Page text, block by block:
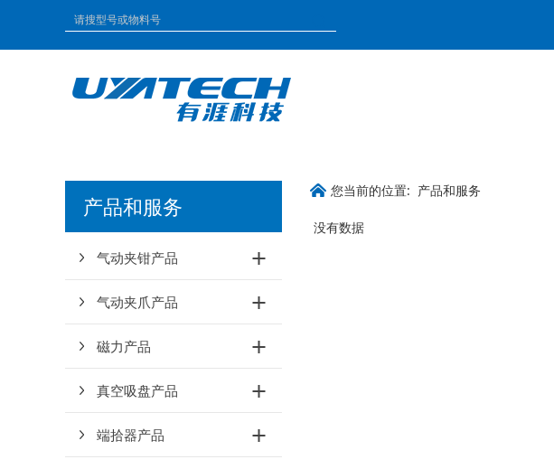
产品和服务
气动夹钳产品
气动夹爪产品
磁力产品
真空吸盘产品
端拾器产品
您当前的位置: 产品和服务
没有数据